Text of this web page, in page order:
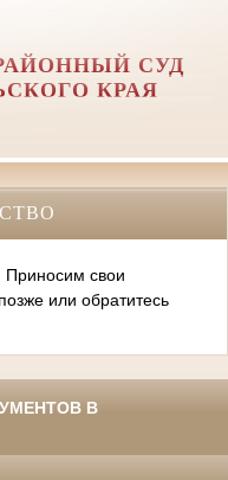
СУД
КРАЯ
свои
или обратитесь
В